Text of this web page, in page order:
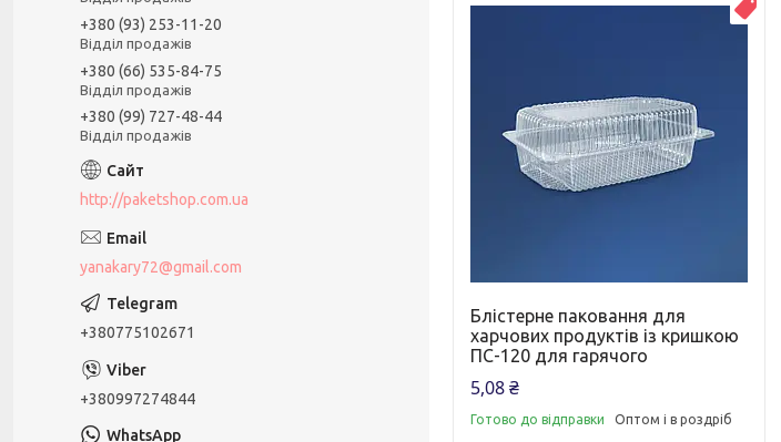
Блістерне паковання для
харчових продуктів із кришкою
ПС-120 для гарячого
5,08 ₴
Готово до відправки Оптом і в роздріб
+380 (93) 253-11-20
Відділ продажів
+380 (66) 535-84-75
Відділ продажів
+380 (99) 727-48-44
Відділ продажів
http://paketshop.com.ua
yanakary72@gmail.com
+380775102671
+380997274844